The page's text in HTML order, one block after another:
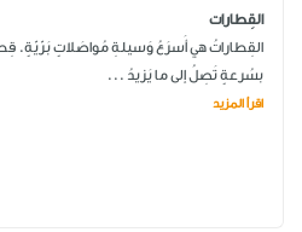
القِطارات
القِطاراتُ هي أَسرَعُ وَسيلةِ مُواصَلاتٍ بَرّيّةٍ.
بسُرعةٍ تَصِلُ إلى ما يَزيدُ ...
اقرأ المزيد